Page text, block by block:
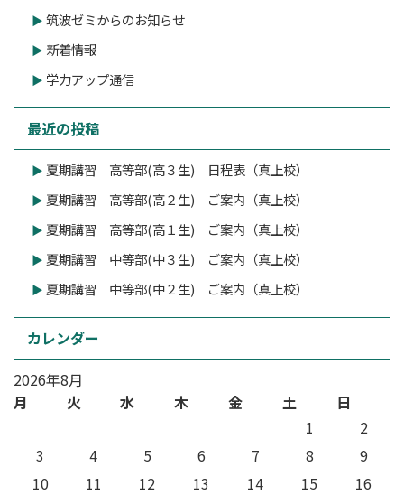
筑波ゼミからのお知らせ
新着情報
学力アップ通信
最近の投稿
夏期講習 高等部(高３生) 日程表（真上校）
夏期講習 高等部(高２生) ご案内（真上校）
夏期講習 高等部(高１生) ご案内（真上校）
夏期講習 中等部(中３生) ご案内（真上校）
夏期講習 中等部(中２生) ご案内（真上校）
カレンダー
2026年8月
月
火 水 木 金 土
日
1
2
3
4 5 6 7 8
9
10
11 12 13 14 15 16